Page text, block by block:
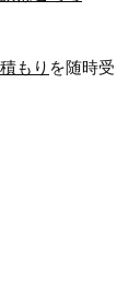
もり を随時受